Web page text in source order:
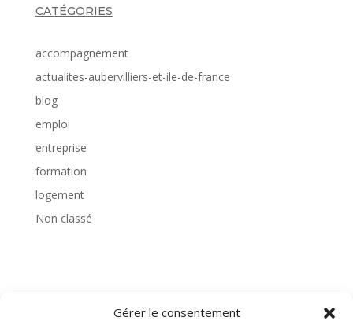
Gérer le consentement
CATÉGORIES
accompagnement
actualites-aubervilliers-et-ile-de-france
blog
emploi
entreprise
formation
logement
Non classé